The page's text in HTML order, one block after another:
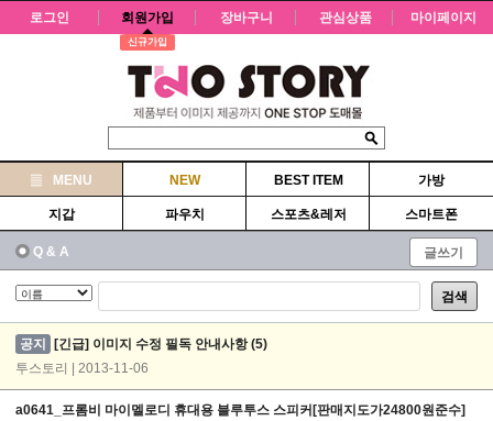
로그인 회원가입
신규가입
장바구니 관심상품 마이페이지
MENU NEW BEST ITEM 가방
지갑 파우치 스포츠&레저 스마트폰
Q & A 글쓰기
검색
공지 [긴급] 이미지 수정 필독 안내사항(5)
투스토리 | 2013-11-06
a0641_프롬비 마이멜로디 휴대용 블루투스 스피커[판매지도가24800원준수]